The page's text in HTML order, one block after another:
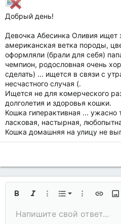
Добрый день!
Девочка Абесинка Оливия
американская ветка породы,
оформляли (брали для себя)
чемпион, родословная очень
сделать) ... ищется в связи с
несчастного случая (.
Ищется не для комерческого
долголетия и здоровья кошки.
Кошка гиперактивная ... ужасно
ласковая, настырная,
Кошка домашняя на улицу не
ЖирныйКурсивДополнительно...
Список
Размер шрифта
9
Цвет текста
Шрифт Arial
Зачёркнутый
ВыравниваниеПо левому краю
Формат параграфа
Обычный
ЦитатаМедиаВставить таблицу
ВставитьСпойлер
Код
Повторить
Переключить режим
УдалитьЧерновики
Напишите свой ответ...